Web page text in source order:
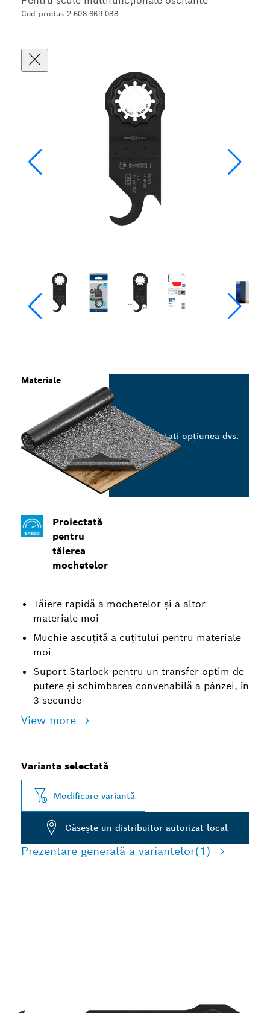
Cod produs 2 608 669 088
Proiectată
pentru
tăierea
mochetelor
Tăiere rapidă a mochetelor și a altor
materiale moi
Muchie ascuțită a cuțitului pentru materiale
moi
Suport Starlock pentru un transfer optim de
putere și schimbarea convenabilă a pânzei, în
3 secunde
View more
Materiale
Selectați opțiunea dvs.
Varianta selectată
Modificare variantă
Găseşte un distribuitor autorizat local
Prezentare generală a variantelor(1)